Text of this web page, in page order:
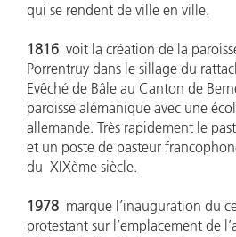
qui se rendent de ville en ville.
1816 voit la création de la
Porrentruy dans le sillage du
Evêché de Bâle au Canton de
paroisse alémanique avec une
allemande. Très rapidement le
et un poste de pasteur
du XIXème siècle.
1978 marque l’inauguration du
protestant sur l’emplacement de